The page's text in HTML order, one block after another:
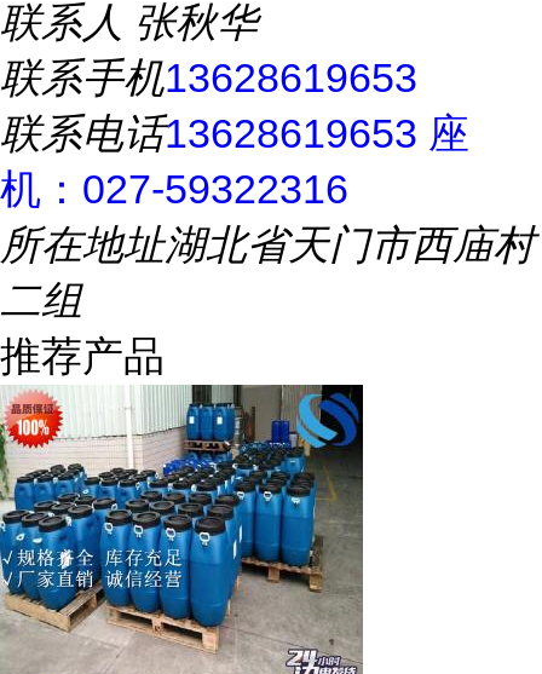
联系人 张秋华
联系手机13628619653
联系电话13628619653 座
机：027-59322316
所在地址湖北省天门市西庙村
二组
推荐产品